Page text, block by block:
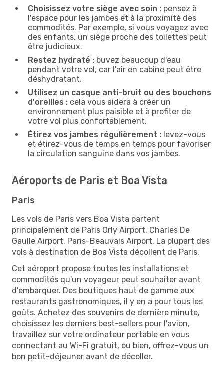
Choisissez votre siège avec soin : pensez à
l'espace pour les jambes et à la proximité des
commodités. Par exemple, si vous voyagez avec
des enfants, un siège proche des toilettes peut
être judicieux.
Restez hydraté : buvez beaucoup d'eau
pendant votre vol, car l'air en cabine peut être
déshydratant.
Utilisez un casque anti-bruit ou des bouchons
d'oreilles : cela vous aidera à créer un
environnement plus paisible et à profiter de
votre vol plus confortablement.
Étirez vos jambes régulièrement : levez-vous
et étirez-vous de temps en temps pour favoriser
la circulation sanguine dans vos jambes.
Aéroports de Paris et Boa Vista
Paris
Les vols de Paris vers Boa Vista partent
principalement de Paris Orly Airport, Charles De
Gaulle Airport, Paris-Beauvais Airport. La plupart des
vols à destination de Boa Vista décollent de Paris.
Cet aéroport propose toutes les installations et
commodités qu'un voyageur peut souhaiter avant
d'embarquer. Des boutiques haut de gamme aux
restaurants gastronomiques, il y en a pour tous les
goûts. Achetez des souvenirs de dernière minute,
choisissez les derniers best-sellers pour l'avion,
travaillez sur votre ordinateur portable en vous
connectant au Wi-Fi gratuit, ou bien, offrez-vous un
bon petit-déjeuner avant de décoller.